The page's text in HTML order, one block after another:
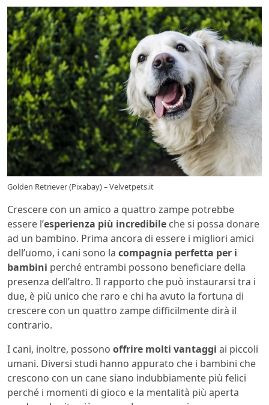
Golden Retriever (Pixabay) – Velvetpets.it
Crescere con un amico a quattro zampe potrebbe
essere l’esperienza più incredibile che si possa donare
ad un bambino. Prima ancora di essere i migliori amici
dell’uomo, i cani sono la compagnia perfetta per i
bambini perché entrambi possono beneficiare della
presenza dell’altro. Il rapporto che può instaurarsi tra i
due, è più unico che raro e chi ha avuto la fortuna di
crescere con un quattro zampe difficilmente dirà il
contrario.
I cani, inoltre, possono offrire molti vantaggi ai piccoli
umani. Diversi studi hanno appurato che i bambini che
crescono con un cane siano indubbiamente più felici
perché i momenti di gioco e la mentalità più aperta